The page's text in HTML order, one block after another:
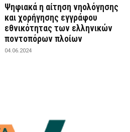
Ψηφιακά η αίτηση νηολόγησης
και χορήγησης εγγράφου
εθνικότητας των ελληνικών
ποντοπόρων πλοίων
04.06.2024